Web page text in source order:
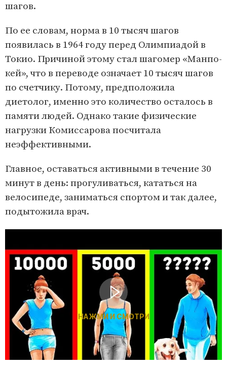
шагов.
По ее словам, норма в 10 тысяч шагов
появилась в 1964 году перед Олимпиадой в
Токио. Причиной этому стал шагомер «Манпо-
кей», что в переводе означает 10 тысяч шагов
по счетчику. Потому, предположила
диетолог, именно это количество осталось в
памяти людей. Однако такие физические
нагрузки Комиссарова посчитала
неэффективными.
Главное, оставаться активными в течение 30
минут в день: прогуливаться, кататься на
велосипеде, заниматься спортом и так далее,
подытожила врач.
НАЖМИ И СМОТРИ